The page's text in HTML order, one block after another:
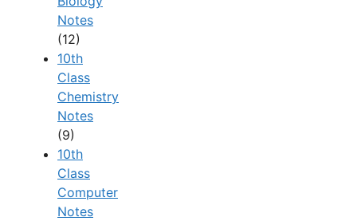
Notes
(12)
10th
Class
Chemistry
Notes
(9)
10th
Class
Computer
Notes